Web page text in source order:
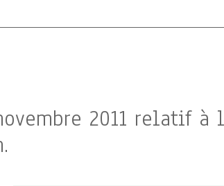
2011 relatif